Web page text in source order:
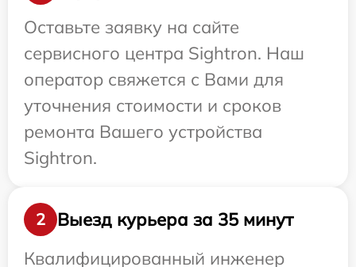
Оставьте заявку на сайте
сервисного центра Sightron. Наш
оператор свяжется с Вами для
уточнения стоимости и сроков
ремонта Вашего устройства
Sightron.
2
Выезд курьера за 35 минут
Квалифицированный инженер